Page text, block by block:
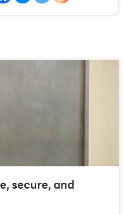
secure, and